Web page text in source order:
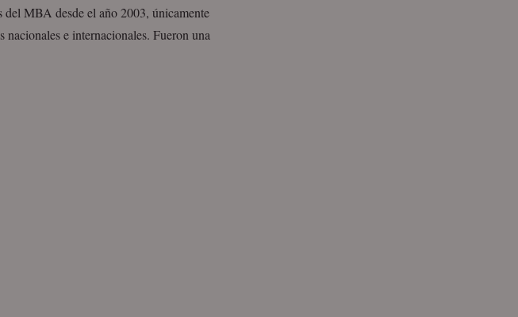
MBA desde el año 2003, únicamente
nacionales e internacionales. Fueron una